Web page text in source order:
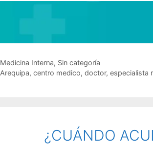
Medicina Interna, Sin categoría
Arequipa, centro medico, doctor, especialista
¿CUÁNDO